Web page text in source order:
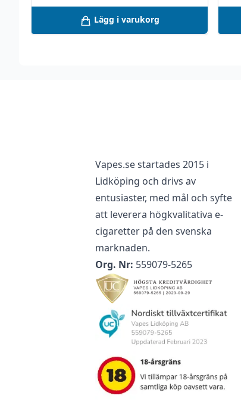
Lägg i varukorg
Vapes.se startades 2015 i
Lidköping och drivs av
entusiaster, med mål och syfte
att leverera högkvalitativa e-
cigaretter på den svenska
marknaden.
Org. Nr: 559079-5265